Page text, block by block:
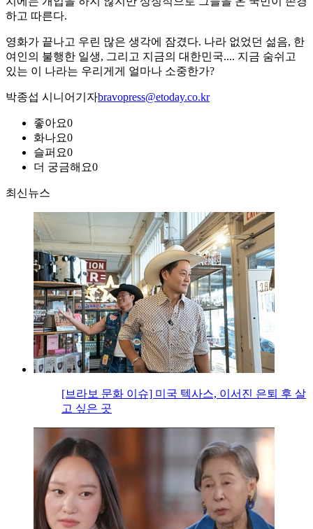
하고 따른다.
영화가 끝나고 우린 많은 생각에 잠겼다. 나라 없었던 섦음, 한
여인의 불행한 일생, 그리고 지금의 대한민국.... 지금 숨쉬고
있는 이 나라는 우리게게 얼마나 소중한가?
박종섭 시니어기자bravopress@etoday.co.kr
좋아요0
화나요0
슬퍼요0
더 궁금해요0
최신뉴스
[브라보 문화 이슈] 미국 텍사스, 이서진 은퇴 후 살
고 싶은 곳